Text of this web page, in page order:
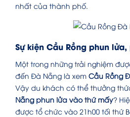
nhất của thành phố.
Sự kiện Cầu Rồng phun
Một trong những trải nghiệm
đến Đà Nẵng là xem Cầu Rồng
Vậy du khách có thể thưởng
Nẵng phun lửa vào thứ mấy?
được tổ chức vào 21h00 tối thứ